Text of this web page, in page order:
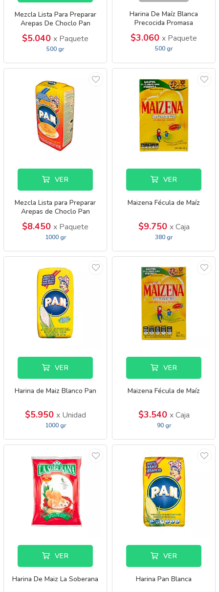
Mezcla Lista Para Preparar
Arepas De Choclo Pan
$5.040 x Paquete
500 gr
Harina De Maíz Blanca
Precocida Promasa
$3.060 x Paquete
500 gr
VER
Mezcla Lista para Preparar
Arepas de Choclo Pan
$8.450 x Paquete
1000 gr
VER
Maizena Fécula de Maíz
$9.750 x Caja
380 gr
VER
Harina de Maiz Blanco Pan
$5.950 x Unidad
1000 gr
VER
Maizena Fécula de Maíz
$3.540 x Caja
90 gr
VER
Harina De Maiz La Soberana
VER
Harina Pan Blanca